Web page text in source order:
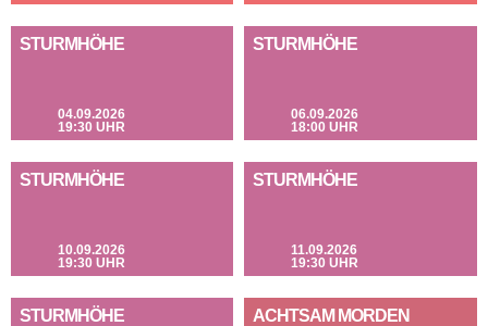
STURMHÖHE
04.09.2026
19:30 UHR
STURMHÖHE
06.09.2026
18:00 UHR
STURMHÖHE
10.09.2026
19:30 UHR
STURMHÖHE
11.09.2026
19:30 UHR
STURMHÖHE ACHTSAM MORDEN